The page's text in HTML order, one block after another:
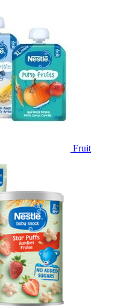
Fruit